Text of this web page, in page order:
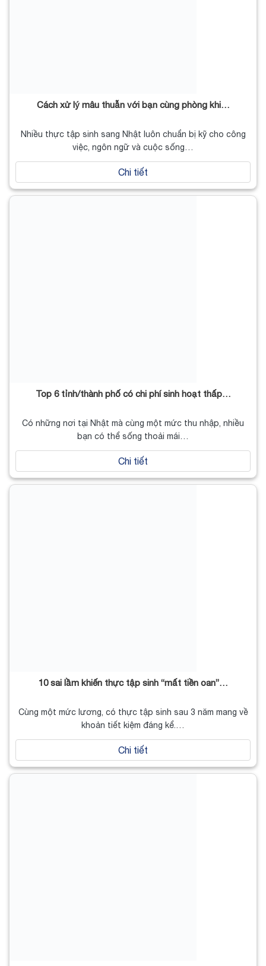
Cách xử lý mâu thuẫn với bạn cùng phòng khi…
Nhiều thực tập sinh sang Nhật luôn chuẩn bị kỹ cho công
việc, ngôn ngữ và cuộc sống…
Chi tiết
Top 6 tỉnh/thành phố có chi phí sinh hoạt thấp…
Có những nơi tại Nhật mà cùng một mức thu nhập, nhiều
bạn có thể sống thoải mái…
Chi tiết
10 sai lầm khiến thực tập sinh “mất tiền oan”…
Cùng một mức lương, có thực tập sinh sau 3 năm mang về
khoản tiết kiệm đáng kể.…
Chi tiết